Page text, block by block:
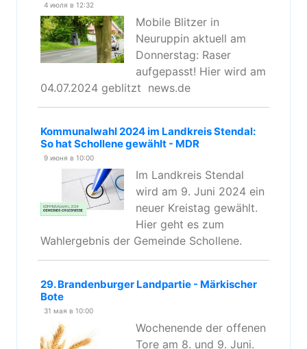
4 июля в 12:32
Mobile Blitzer in
Neuruppin aktuell am
Donnerstag: Raser
aufgepasst! Hier wird am
04.07.2024 geblitzt news.de
Kommunalwahl 2024 im Landkreis Stendal:
So hat Schollene gewählt - MDR
9 июня в 10:00
Im Landkreis Stendal
wird am 9. Juni 2024 ein
neuer Kreistag gewählt.
Hier geht es zum
Wahlergebnis der Gemeinde Schollene.
29. Brandenburger Landpartie - Märkischer
Bote
31 мая в 10:00
Wochenende der offenen
Tore am 8. und 9. Juni.